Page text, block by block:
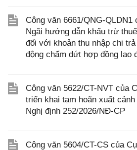
Công văn 6661/QNG-QLDN1
Ngãi hướng dẫn khấu trừ
đối với khoản thu nhập chi
động chấm dứt hợp đồng lao
Công văn 5622/CT-NVT của
triển khai tạm hoãn xuất
Nghị định 252/2026/NĐ-CP
Công văn 5604/CT-CS của